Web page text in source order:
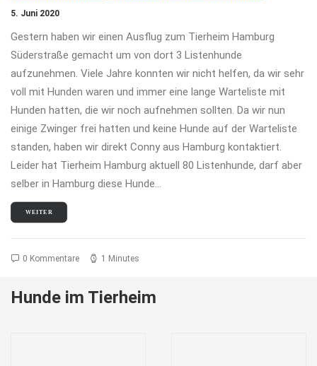
5. Juni 2020
Gestern haben wir einen Ausflug zum Tierheim Hamburg
Süderstraße gemacht um von dort 3 Listenhunde
aufzunehmen. Viele Jahre konnten wir nicht helfen, da wir sehr
voll mit Hunden waren und immer eine lange Warteliste mit
Hunden hatten, die wir noch aufnehmen sollten. Da wir nun
einige Zwinger frei hatten und keine Hunde auf der Warteliste
standen, haben wir direkt Conny aus Hamburg kontaktiert.
Leider hat Tierheim Hamburg aktuell 80 Listenhunde, darf aber
selber in Hamburg diese Hunde…
WEITER
0 Kommentare 1 Minutes
Hunde im Tierheim